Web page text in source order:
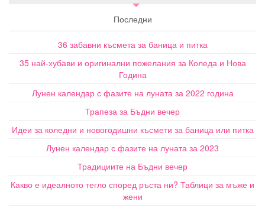
Последни
36 забавни късмета за баница и питка
35 най-хубави и оригинални пожелания за Коледа и Нова
Година
Лунен календар с фазите на луната за 2022 година
Трапеза за Бъдни вечер
Идеи за коледни и новогодишни късмети за баница или питка
Лунен календар с фазите на луната за 2023
Традициите на Бъдни вечер
Какво е идеалното тегло според ръста ни? Таблици за мъже и
жени